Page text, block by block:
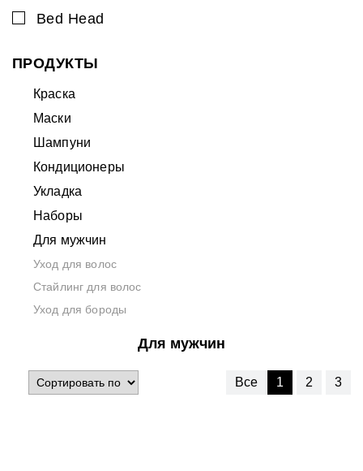
Bed Head
ПРОДУКТЫ
Краска
Маски
Шампуни
Кондиционеры
Укладка
Наборы
Для мужчин
Уход для волос
Стайлинг для волос
Уход для бороды
Для мужчин
1 2 3
Все